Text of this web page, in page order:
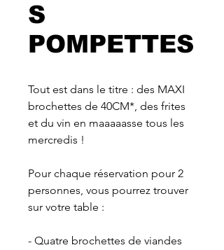
S
POMPETTES
Tout est dans le titre : des MAXI
brochettes de 40CM*, des frites
et du vin en maaaaasse tous les
mercredis !
Pour chaque réservation pour 2
personnes, vous pourrez trouver
sur votre table :
- Quatre brochettes de viandes